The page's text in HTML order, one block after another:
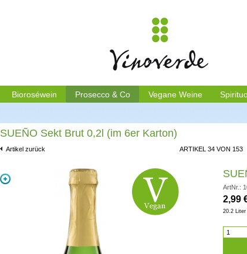
Bioroséwein Prosecco & Co Vegane Weine
SUEÑO Sekt Brut 0,2l (im 6er Karton)
Artikel zurück ARTIKEL 34 VON 153
ArtNr.:
2,99
20.2